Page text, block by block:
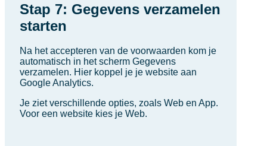
Stap 7: Gegevens verzamelen
starten
Na het accepteren van de voorwaarden kom je
automatisch in het scherm Gegevens
verzamelen. Hier koppel je je website aan
Google Analytics.
Je ziet verschillende opties, zoals Web en App.
Voor een website kies je Web.